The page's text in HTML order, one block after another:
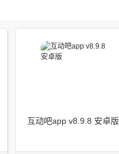
互动吧app v8.9.8 安卓版